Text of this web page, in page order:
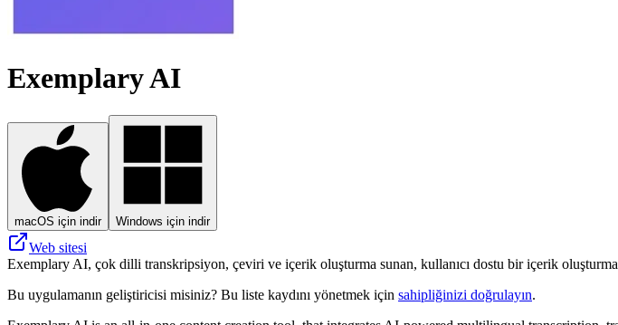
Exemplary AI
macOS için indir Windows için indir
Web sitesi
Exemplary AI, çok dilli transkripsiyon, çeviri ve içerik oluşturma sunan, kullanıcı dostu bir içerik
Bu uygulamanın geliştiricisi misiniz? Bu liste kaydını yönetmek için sahipliğinizi doğrulayın.